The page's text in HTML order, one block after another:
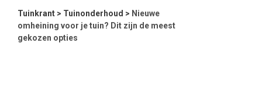
Tuinkrant > Tuinonderhoud > Nieuwe
omheining voor je tuin? Dit zijn de meest
gekozen opties